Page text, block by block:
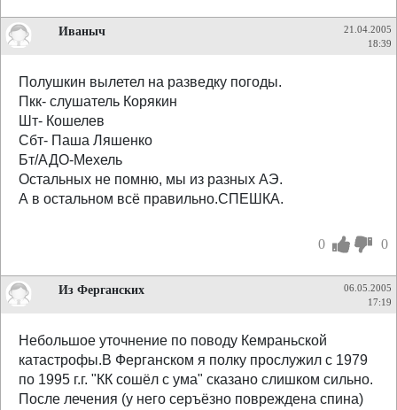
Иваныч
21.04.2005
18:39
Полушкин вылетел на разведку погоды.
Пкк- слушатель Корякин
Шт- Кошелев
Сбт- Паша Ляшенко
Бт/АДО-Мехель
Остальных не помню, мы из разных АЭ.
А в остальном всё правильно.СПЕШКА.
0 0
Из Ферганских
06.05.2005
17:19
Небольшое уточнение по поводу Кемраньской
катастрофы.В Ферганском я полку прослужил с 1979
по 1995 г.г. "КК сошёл с ума" сказано слишком сильно.
После лечения (у него серъёзно повреждена спина)